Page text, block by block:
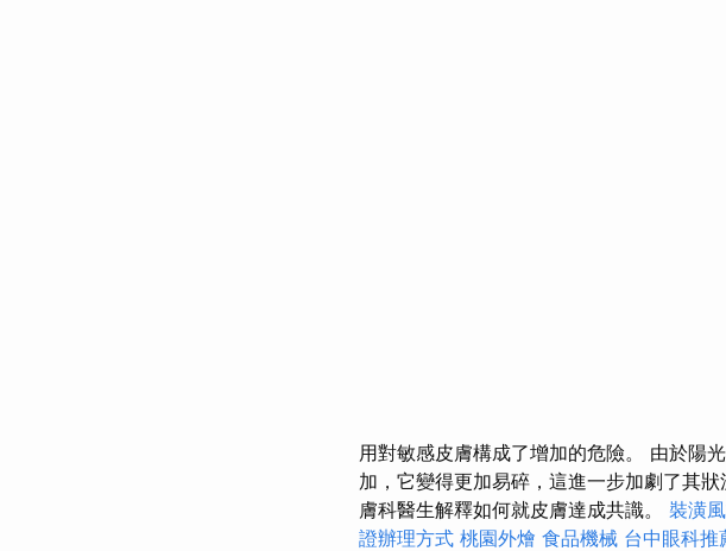
用對敏感皮膚構成了增加的危險。 由於陽
加，它變得更加易碎，這進一步加劇了其
膚科醫生解釋如何就皮膚達成共識。 裝潢
證辦理方式 桃園外燴 食品機械 台中眼科推